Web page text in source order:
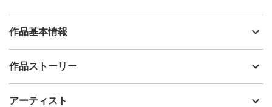
作品基本情報
出品者
制作年
作品ストーリー
た。 プロフィールの
アーティスト